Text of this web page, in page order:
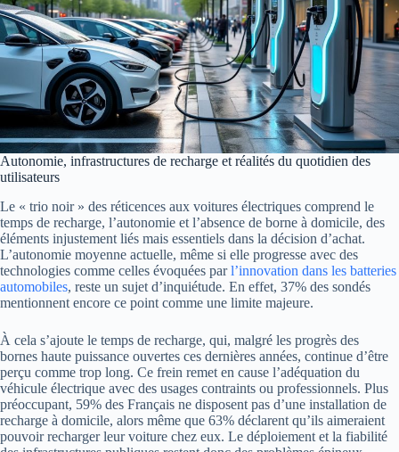
Autonomie, infrastructures de recharge et réalités du quotidien des
utilisateurs
Le « trio noir » des réticences aux voitures électriques comprend le
temps de recharge, l’autonomie et l’absence de borne à domicile, des
éléments injustement liés mais essentiels dans la décision d’achat.
L’autonomie moyenne actuelle, même si elle progresse avec des
technologies comme celles évoquées parl’innovation dans les batteries
automobiles, reste un sujet d’inquiétude. En effet, 37% des sondés
mentionnent encore ce point comme une limite majeure.
À cela s’ajoute le temps de recharge, qui, malgré les progrès des
bornes haute puissance ouvertes ces dernières années, continue d’être
perçu comme trop long. Ce frein remet en cause l’adéquation du
véhicule électrique avec des usages contraints ou professionnels. Plus
préoccupant, 59% des Français ne disposent pas d’une installation de
recharge à domicile, alors même que 63% déclarent qu’ils aimeraient
pouvoir recharger leur voiture chez eux. Le déploiement et la fiabilité